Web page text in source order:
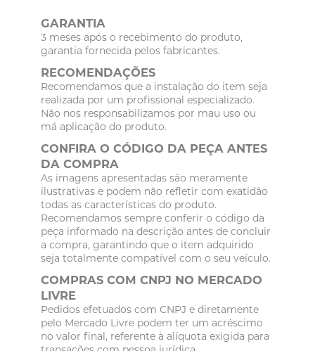
GARANTIA
3 meses após o recebimento do produto,
garantia fornecida pelos fabricantes.
RECOMENDAÇÕES
Recomendamos que a instalação do item seja
realizada por um profissional especializado.
Não nos responsabilizamos por mau uso ou
má aplicação do produto.
CONFIRA O CÓDIGO DA PEÇA ANTES
DA COMPRA
As imagens apresentadas são meramente
ilustrativas e podem não refletir com exatidão
todas as características do produto.
Recomendamos sempre conferir o código da
peça informado na descrição antes de concluir
a compra, garantindo que o item adquirido
seja totalmente compatível com o seu veículo.
COMPRAS COM CNPJ NO MERCADO
LIVRE
Pedidos efetuados com CNPJ e diretamente
pelo Mercado Livre podem ter um acréscimo
no valor final, referente à alíquota exigida para